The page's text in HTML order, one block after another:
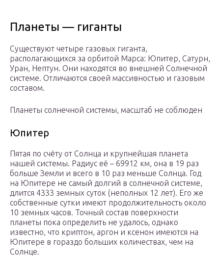
Планеты — гиганты
Существуют четыре газовых гиганта,
располагающихся за орбитой Марса: Юпитер, Сатурн,
Уран, Нептун. Они находятся во внешней Солнечной
системе. Отличаются своей массивностью и газовым
составом.
Планеты солнечной системы, масштаб не соблюден
Юпитер
Пятая по счёту от Солнца и крупнейшая планета
нашей системы. Радиус её – 69912 км, она в 19 раз
больше Земли и всего в 10 раз меньше Солнца. Год
на Юпитере не самый долгий в солнечной системе,
длится 4333 земных суток (неполных 12 лет). Его же
собственные сутки имеют продолжительность около
10 земных часов. Точный состав поверхности
планеты пока определить не удалось, однако
известно, что криптон, аргон и ксенон имеются на
Юпитере в гораздо больших количествах, чем на
Солнце.